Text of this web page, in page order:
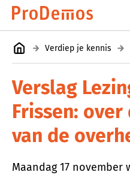
Verdiep je kennis
Verslag
Frissen:
van de
Maandag 17 november